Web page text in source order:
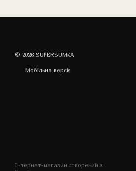
© 2026 SUPERSUMKA
Мобільна версія
Інтернет-магазин створений з